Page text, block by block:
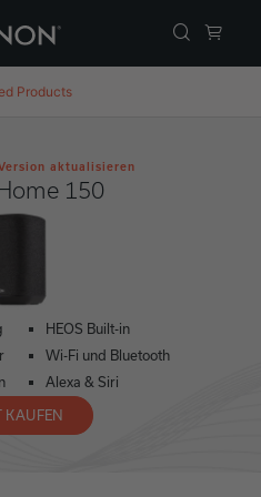
Products
aktualisieren
150
HEOS Built-in
Wi-Fi und Bluetooth
Alexa & Siri
KAUFEN